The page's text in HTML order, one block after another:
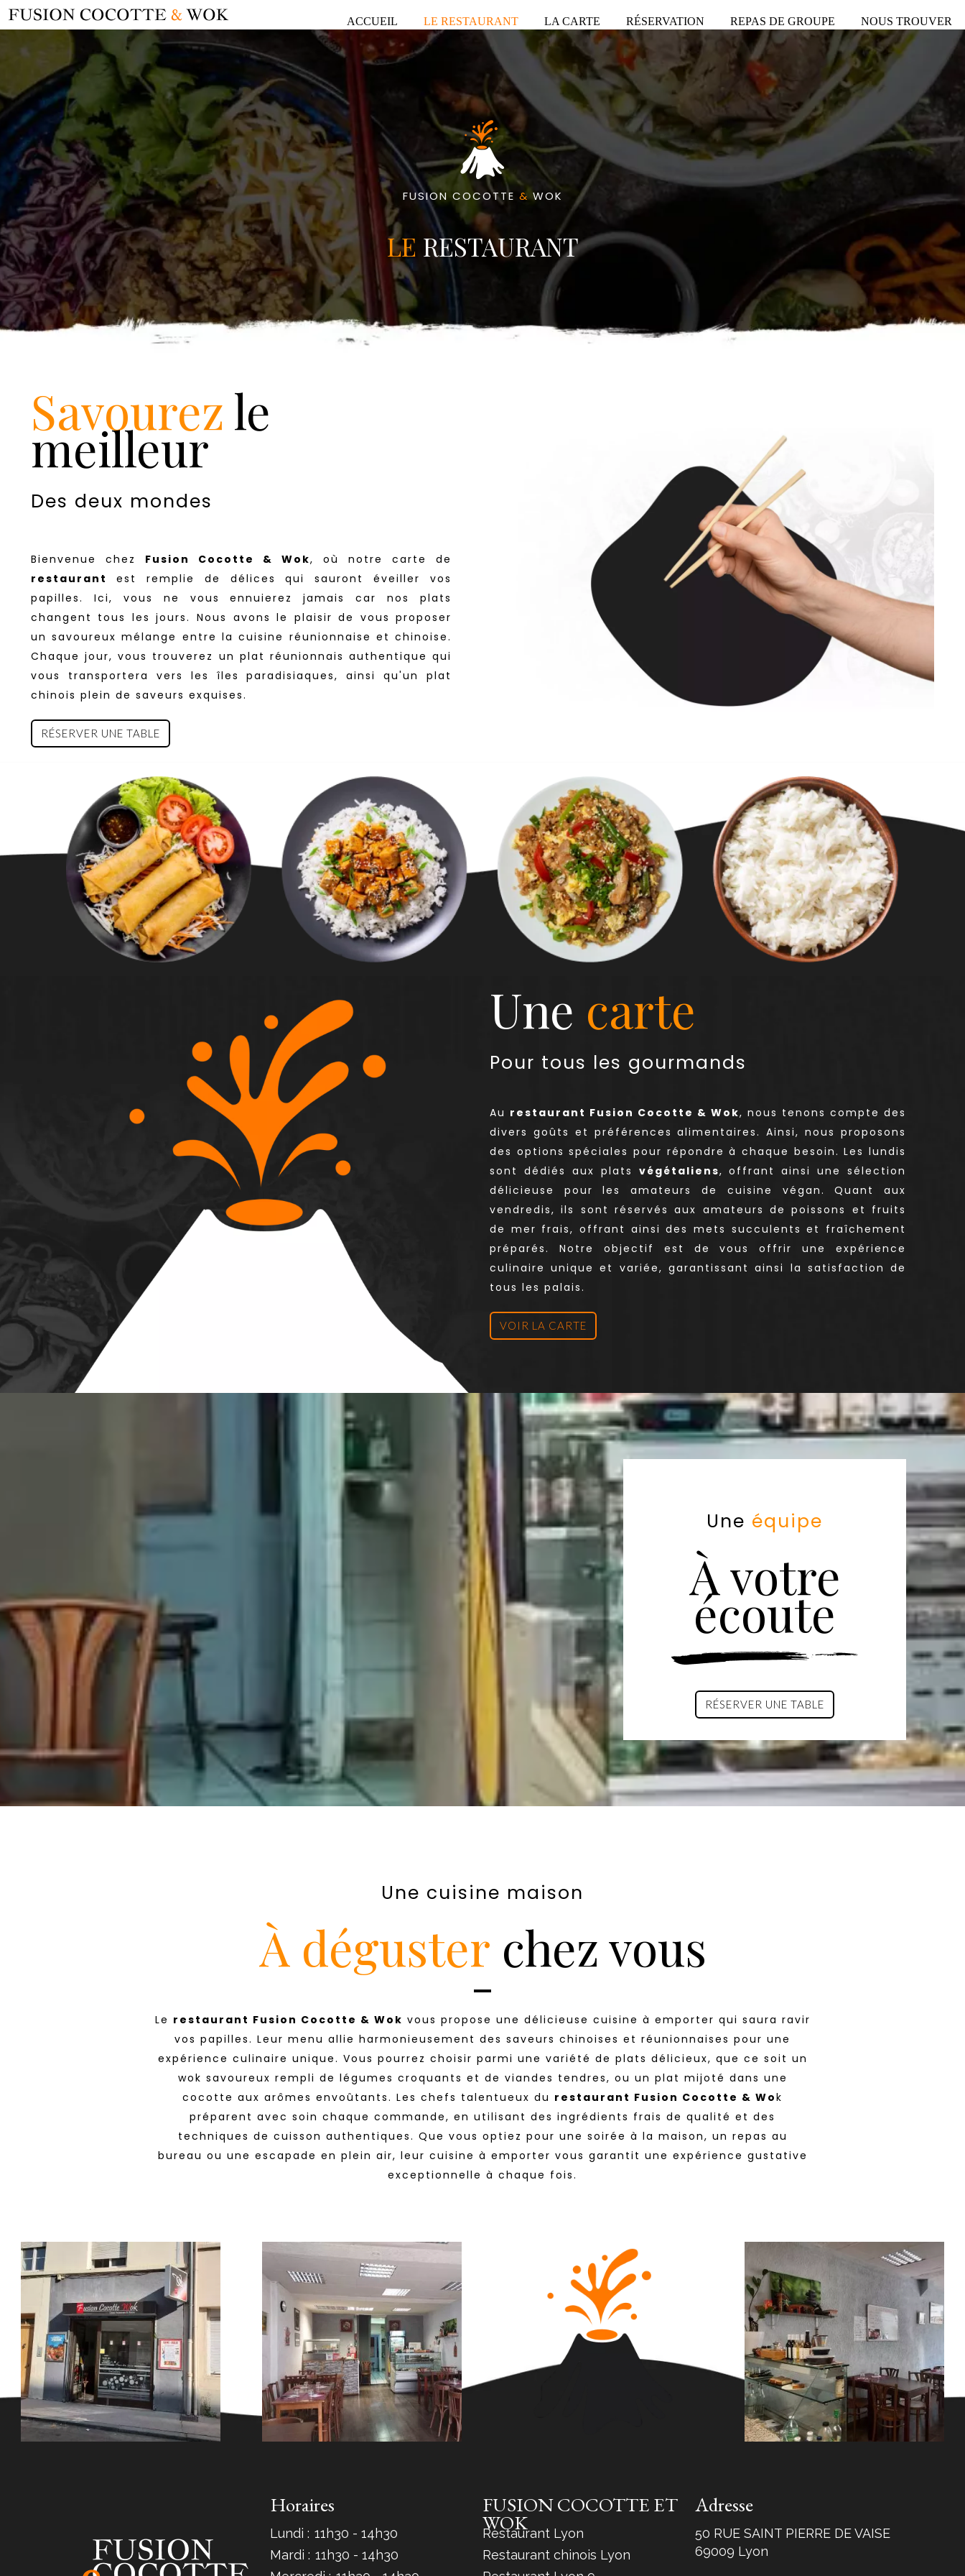
ACCUEIL LE RESTAURANT LA CARTE RÉSERVATION REPAS DE GROUPE NOUS TROUVER
FUSION COCOTTE &WOK
LE RESTAURANT
Savourezle
meilleur
Des deux mondes
Bienvenue chez Fusion Cocotte & Wok, où notre carte de
restaurant est remplie de délices qui sauront éveiller vos
papilles. Ici, vous ne vous ennuierez jamais car nos plats
changent tous les jours. Nous avons le plaisir de vous proposer
un savoureux mélange entre la cuisine réunionnaise et chinoise.
Chaque jour, vous trouverez un plat réunionnais authentique qui
vous transportera vers les îles paradisiaques, ainsi qu'un plat
chinois plein de saveurs exquises.
RÉSERVER UNE TABLE
Une carte
Pour tous les gourmands
Au restaurant Fusion Cocotte & Wok, nous tenons compte des
divers goûts et préférences alimentaires. Ainsi, nous proposons
des options spéciales pour répondre à chaque besoin. Les lundis
sont dédiés aux plats végétaliens, offrant ainsi une sélection
délicieuse pour les amateurs de cuisine végan. Quant aux
vendredis, ils sont réservés aux amateurs de poissons et fruits
de mer frais, offrant ainsi des mets succulents et fraîchement
préparés. Notre objectif est de vous offrir une expérience
culinaire unique et variée, garantissant ainsi la satisfaction de
tous les palais.
VOIR LA CARTE
Une équipe
À votre
écoute
RÉSERVER UNE TABLE
Une cuisine maison
À déguster chez vous
-
Le restaurant Fusion Cocotte & Wok vous propose une délicieuse cuisine à emporter qui saura ravir
vos papilles. Leur menu allie harmonieusement des saveurs chinoises et réunionnaises pour une
expérience culinaire unique. Vous pourrez choisir parmi une variété de plats délicieux, que ce soit un
wok savoureux rempli de légumes croquants et de viandes tendres, ou un plat mijoté dans une
cocotte aux arômes envoûtants. Les chefs talentueux du restaurant Fusion Cocotte & Wok
préparent avec soin chaque commande, en utilisant des ingrédients frais de qualité et des
techniques de cuisson authentiques. Que vous optiez pour une soirée à la maison, un repas au
bureau ou une escapade en plein air, leur cuisine à emporter vous garantit une expérience gustative
exceptionnelle à chaque fois.
Horaires
Lundi : 11h30 - 14h30
Mardi : 11h30 - 14h30
FUSION COCOTTE ET
WOK
Restaurant Lyon
Restaurant chinois Lyon
Adresse
50 RUE SAINT PIERRE DE VAISE
69009 Lyon